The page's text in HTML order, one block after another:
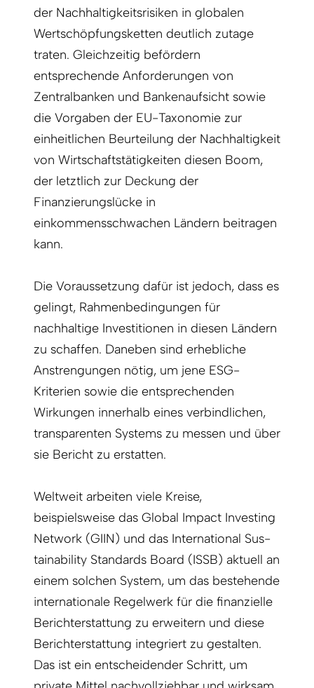
der Nachhaltigkeitsrisiken in globalen
Wertschöpfungsketten deutlich zutage
traten. Gleichzeitig befördern
entsprechende Anforderungen von
Zentralbanken und Bankenaufsicht sowie
die Vorgaben der EU-Taxonomie zur
einheitlichen Beurteilung der Nachhaltigkeit
von Wirtschaftstätigkeiten diesen Boom,
der letztlich zur Deckung der
Finanzierungslücke in
einkommensschwachen Ländern beitragen
kann.
Die Voraussetzung dafür ist jedoch, dass es
gelingt, Rahmenbedingungen für
nachhaltige Investitionen in diesen Ländern
zu schaffen. Daneben sind erhebliche
Anstrengungen nötig, um jene ESG-
Kriterien sowie die entsprechenden
Wirkungen innerhalb eines verbindlichen,
transparenten Systems zu messen und über
sie Bericht zu erstatten.
Weltweit arbeiten viele Kreise,
beispielsweise das Global Impact Investing
Network (GIIN) und das International Sus­
tainability Standards Board (ISSB) aktuell an
einem solchen System, um das bestehende
internationale Regelwerk für die finanzielle
Berichterstattung zu erweitern und diese
Berichterstattung integriert zu gestalten.
Das ist ein entscheidender Schritt, um